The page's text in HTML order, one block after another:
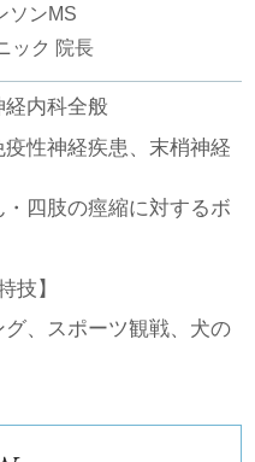
ソンMS
ック 院長
経内科全般
性神経疾患、末梢神経
四肢の痙縮に対するボ
技】
、スポーツ観戦、犬の